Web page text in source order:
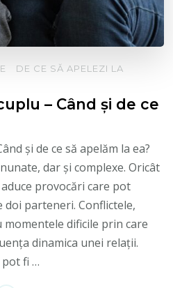
DE CE SĂ APELEZI LA
– Când și de ce
și de ce să apelăm la ea?
dar și complexe. Oricât
provocări care pot
parteneri. Conflictele,
dificile prin care
dinamica unei relații.
pot fi …